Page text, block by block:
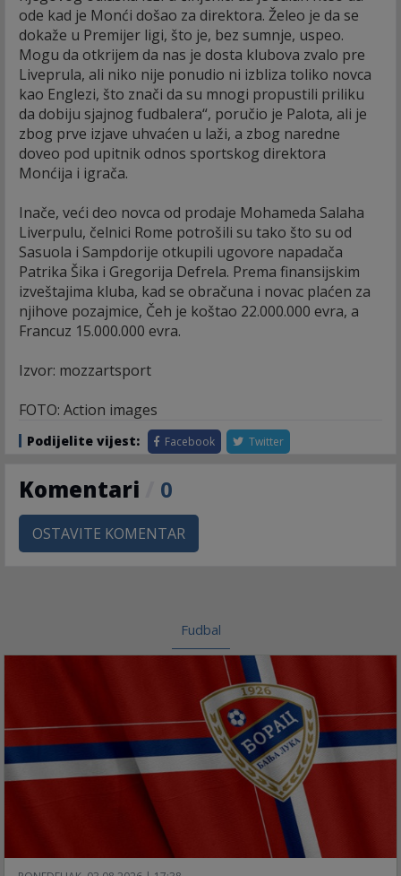
ode kad je Monći došao za direktora. Želeo je da se
dokaže u Premijer ligi, što je, bez sumnje, uspeo.
Mogu da otkrijem da nas je dosta klubova zvalo pre
Liveprula, ali niko nije ponudio ni izbliza toliko novca
kao Englezi, što znači da su mnogi propustili priliku
da dobiju sjajnog fudbalera“, poručio je Palota, ali je
zbog prve izjave uhvaćen u laži, a zbog naredne
doveo pod upitnik odnos sportskog direktora
Monćija i igrača.
Inače, veći deo novca od prodaje Mohameda Salaha
Liverpulu, čelnici Rome potrošili su tako što su od
Sasuola i Sampdorije otkupili ugovore napadača
Patrika Šika i Gregorija Defrela. Prema finansijskim
izveštajima kluba, kad se obračuna i novac plaćen za
njihove pozajmice, Čeh je koštao 22.000.000 evra, a
Francuz 15.000.000 evra.
Izvor: mozzartsport
FOTO: Action images
Podijelite vijest: Facebook Twitter
Komentari 0
OSTAVITE KOMENTAR
Fudbal